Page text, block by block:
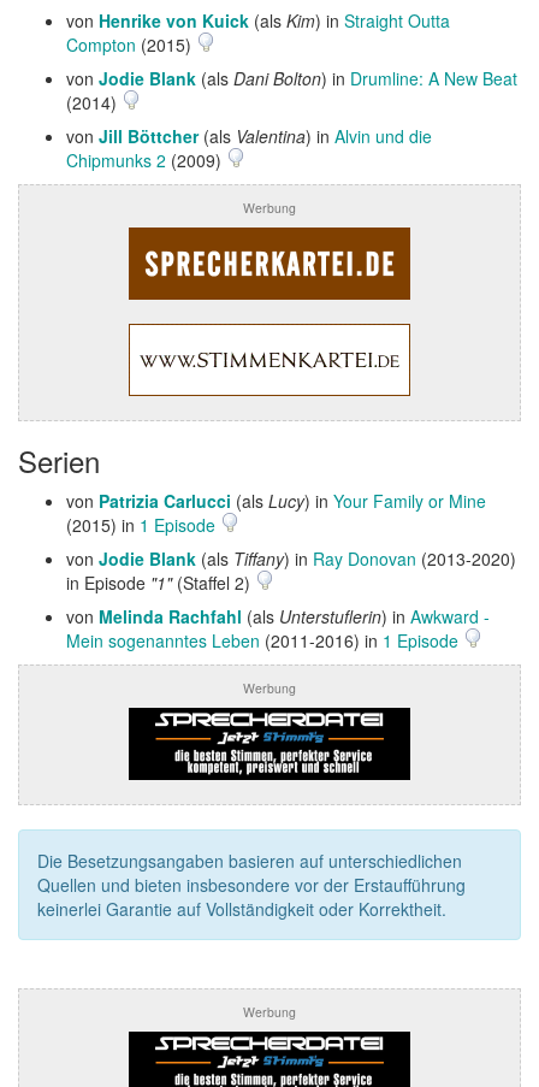
von Henrike von Kuick (als Kim) in Straight Outta
Compton (2015)
von Jodie Blank (als Dani Bolton) in Drumline: A New Beat
(2014)
von Jill Böttcher(als Valentina) in Alvin und die
Chipmunks 2 (2009)
Werbung
Serien
von Patrizia Carlucci (als Lucy) in Your Family or Mine
(2015) in 1 Episode
von Jodie Blank (als Tiffany) in Ray Donovan (2013-2020)
in Episode "1"(Staffel 2)
von Melinda Rachfahl (als Unterstuflerin) in Awkward -
Mein sogenanntes Leben (2011-2016) in 1 Episode
Werbung
Die Besetzungsangaben basieren auf unterschiedlichen
Quellen und bieten insbesondere vor der Erstaufführung
keinerlei Garantie auf Vollständigkeit oder Korrektheit.
Werbung